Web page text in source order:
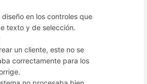
diseño en los controles que
texto y de selección.
un cliente, este no se
correctamente para los